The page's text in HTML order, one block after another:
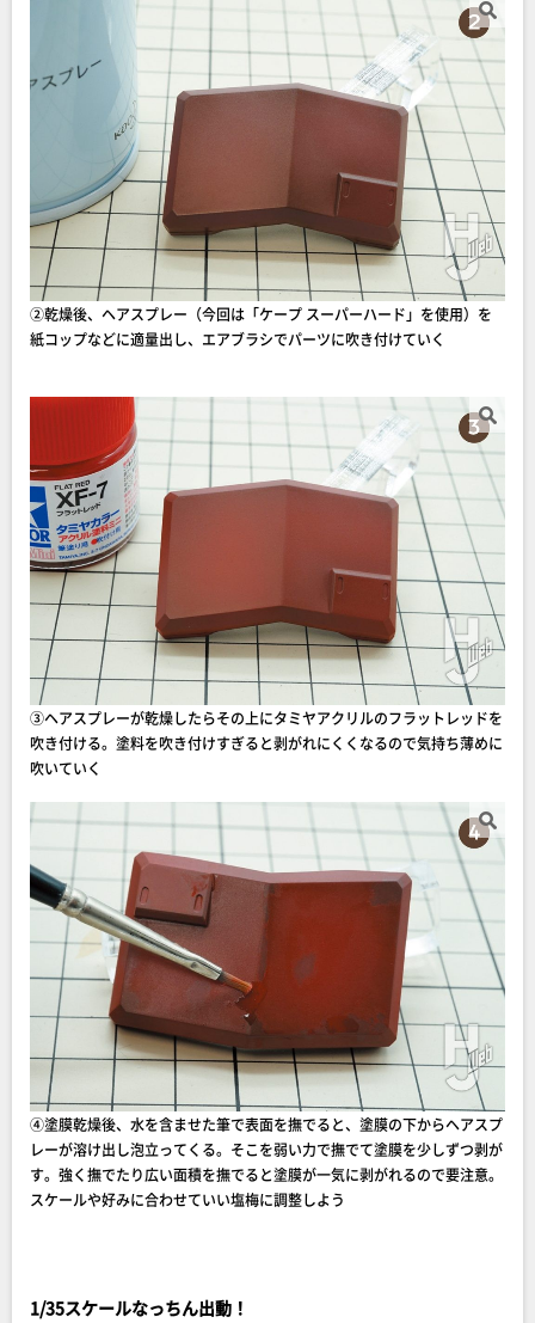
②乾燥後、ヘアスプレー（今回は「ケープ スーパーハード」を使用）を
紙コップなどに適量出し、エアブラシでパーツに吹き付けていく
③ヘアスプレーが乾燥したらその上にタミヤアクリルのフラットレッドを
吹き付ける。塗料を吹き付けすぎると剥がれにくくなるので気持ち薄めに
吹いていく
④塗膜乾燥後、水を含ませた筆で表面を撫でると、塗膜の下からヘアスプ
レーが溶け出し泡立ってくる。そこを弱い力で撫でて塗膜を少しずつ剥が
す。強く撫でたり広い面積を撫でると塗膜が一気に剥がれるので要注意。
スケールや好みに合わせていい塩梅に調整しよう
1/35スケールなっちん出動！